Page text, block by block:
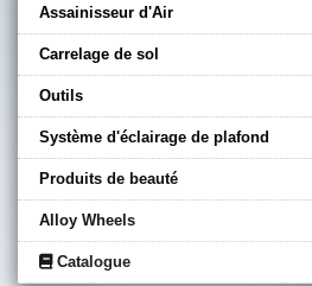
Assainisseur d'Air
Carrelage de sol
Outils
Système d'éclairage de plafond
Produits de beauté
Alloy Wheels
Catalogue